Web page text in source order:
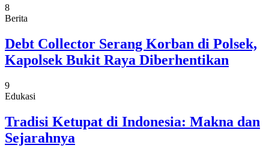
8
Berita
Debt Collector Serang Korban di Polsek,
Kapolsek Bukit Raya Diberhentikan
9
Edukasi
Tradisi Ketupat di Indonesia: Makna dan
Sejarahnya